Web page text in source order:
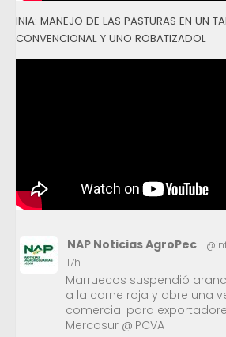
INIA: MANEJO DE LAS PASTURAS EN UN
CONVENCIONAL Y UNO ROBATIZADOL
NAP Noticias AgroPec
17h
Marruecos suspendió
a la carne roja y abre una
comercial para
Mercosur @IPCVA